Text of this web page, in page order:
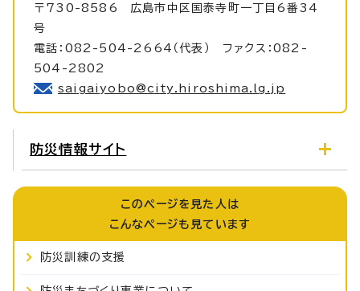
〒730-8586 広島市中区国泰寺町一丁目6番34
号
電話：082-504-2664（代表） ファクス：082-
504-2802
saigaiyobo@city.hiroshima.lg.jp
防災情報サイト
このページを見た人は
こんなページも見ています
防災訓練の支援